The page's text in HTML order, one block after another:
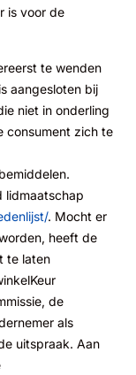
is voor de
te wenden
aangesloten bij
niet in onderling
consument zich te
lidmaatschap
. Mocht er
heeft de
te laten
de
als
uitspraak. Aan